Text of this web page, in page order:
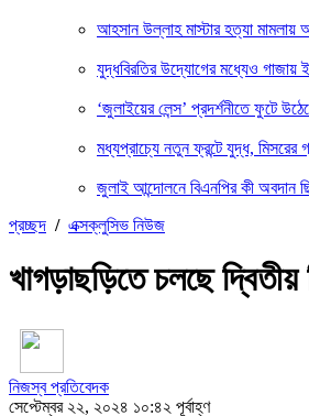
আহসান উল্লাহ মাস্টার হত্যা মামলায়
যুদ্ধবিরতির উদ্যোগের মধ্যেও গাজায়
‘জুলাইয়ের লেন্স’ প্রদর্শনীতে ফুটে
মধ্যপ্রাচ্যে নতুন ফ্রন্টে যুদ্ধ, মিসরের
জুলাই আন্দোলনে বিএনপির কী অবদান
প্রচ্ছদ / এক্সক্লুসিভ নিউজ
খাগড়াছড়িতে চলছে
নিজস্ব প্রতিবেদক
সেপ্টেম্বর ২২, ২০২৪ ১০:৪২ পূর্বাহ্ণ